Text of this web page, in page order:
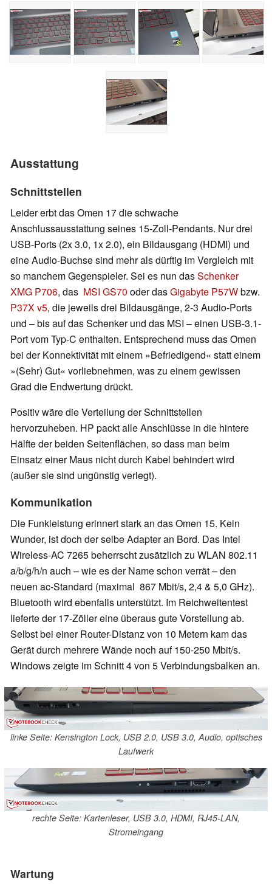
Ausstattung
Schnittstellen
Leider erbt das Omen 17 die schwache
Anschlussausstattung seines 15-Zoll-Pendants. Nur drei
USB-Ports (2x 3.0, 1x 2.0), ein Bildausgang (HDMI) und
eine Audio-Buchse sind mehr als dürftig im Vergleich mit
so manchem Gegenspieler. Sei es nun dasSchenker
XMG P706, das MSI GS70 oder dasGigabyte P57Wbzw.
P37X v5, die jeweils drei Bildausgänge, 2-3 Audio-Ports
und – bis auf das Schenker und das MSI – einen USB-3.1-
Port vom Typ-C enthalten. Entsprechend muss das Omen
bei der Konnektivität mit einem »Befriedigend« statt einem
»(Sehr) Gut« vorliebnehmen, was zu einem gewissen
Grad die Endwertung drückt.
Positiv wäre die Verteilung der Schnittstellen
hervorzuheben. HP packt alle Anschlüsse in die hintere
Hälfte der beiden Seitenflächen, so dass man beim
Einsatz einer Maus nicht durch Kabel behindert wird
(außer sie sind ungünstig verlegt).
Kommunikation
Die Funkleistung erinnert stark an das Omen 15. Kein
Wunder, ist doch der selbe Adapter an Bord. Das Intel
Wireless-AC 7265 beherrscht zusätzlich zu WLAN 802.11
a/b/g/h/n auch – wie es der Name schon verrät – den
neuen ac-Standard (maximal 867 Mbit/s, 2,4 & 5,0 GHz).
Bluetooth wird ebenfalls unterstützt. Im Reichweitentest
lieferte der 17-Zöller eine überaus gute Vorstellung ab.
Selbst bei einer Router-Distanz von 10 Metern kam das
Gerät durch mehrere Wände noch auf 150-250 Mbit/s.
Windows zeigte im Schnitt 4 von 5 Verbindungsbalken an.
linke Seite: Kensington Lock, USB 2.0, USB 3.0, Audio, optisches
Laufwerk
rechte Seite: Kartenleser, USB 3.0, HDMI, RJ45-LAN,
Stromeingang
Wartung